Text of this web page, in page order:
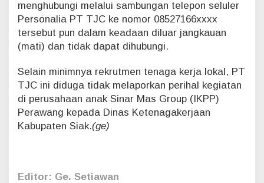
menghubungi melalui sambungan telepon seluler
Personalia PT TJC ke nomor 08527166xxxx
tersebut pun dalam keadaan diluar jangkauan
(mati) dan tidak dapat dihubungi.
Selain minimnya rekrutmen tenaga kerja lokal, PT
TJC ini diduga tidak melaporkan perihal kegiatan
di perusahaan anak Sinar Mas Group (IKPP)
Perawang kepada Dinas Ketenagakerjaan
Kabupaten Siak.(ge)
Editor: Ge. Setiawan